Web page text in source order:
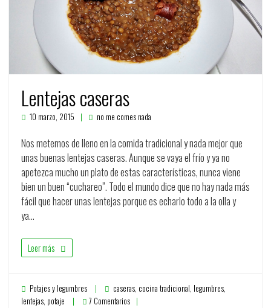
Lentejas caseras
10 marzo, 2015 no me comes nada
Nos metemos de lleno en la comida tradicional y nada mejor que
unas buenas lentejas caseras. Aunque se vaya el frío y ya no
apetezca mucho un plato de estas características, nunca viene
bien un buen “cuchareo”. Todo el mundo dice que no hay nada más
fácil que hacer unas lentejas porque es echarlo todo a la olla y
ya…
Leer más
Potajes y legumbres caseras, cocina tradicional, legumbres,
lentejas, potaje 7 Comentarios